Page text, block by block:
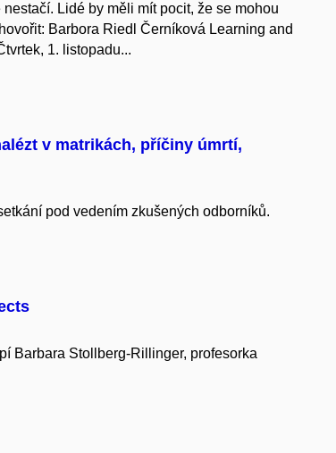
Lidé by měli mít pocit, že se mohou
Barbora Riedl Černíková Learning and
1. listopadu...
v matrikách, příčiny úmrtí,
pod vedením zkušených odborníků.
Barbara Stollberg-Rillinger, profesorka